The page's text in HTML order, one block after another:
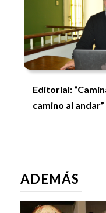
Editorial:
camino al andar”
ADEMÁS